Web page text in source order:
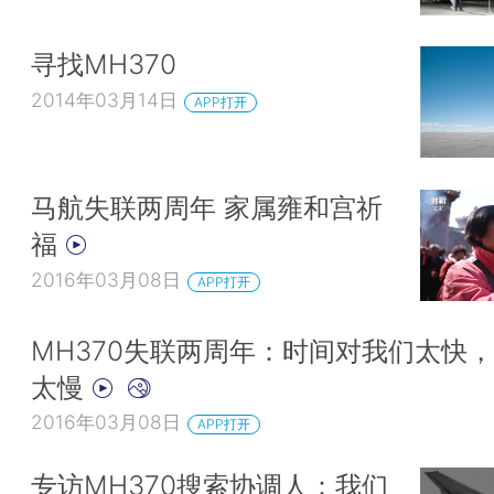
寻找MH370
2014年03月14日 APP打开
马航失联两周年 家属雍和宫祈
福
2016年03月08日 APP打开
MH370失联两周年：时间对我们太快
太慢
2016年03月08日 APP打开
专访MH370搜索协调人：我们